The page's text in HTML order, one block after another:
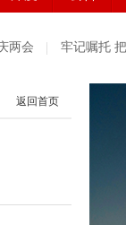
两会 牢记嘱托
2022云南新闻
宣传
返回首页